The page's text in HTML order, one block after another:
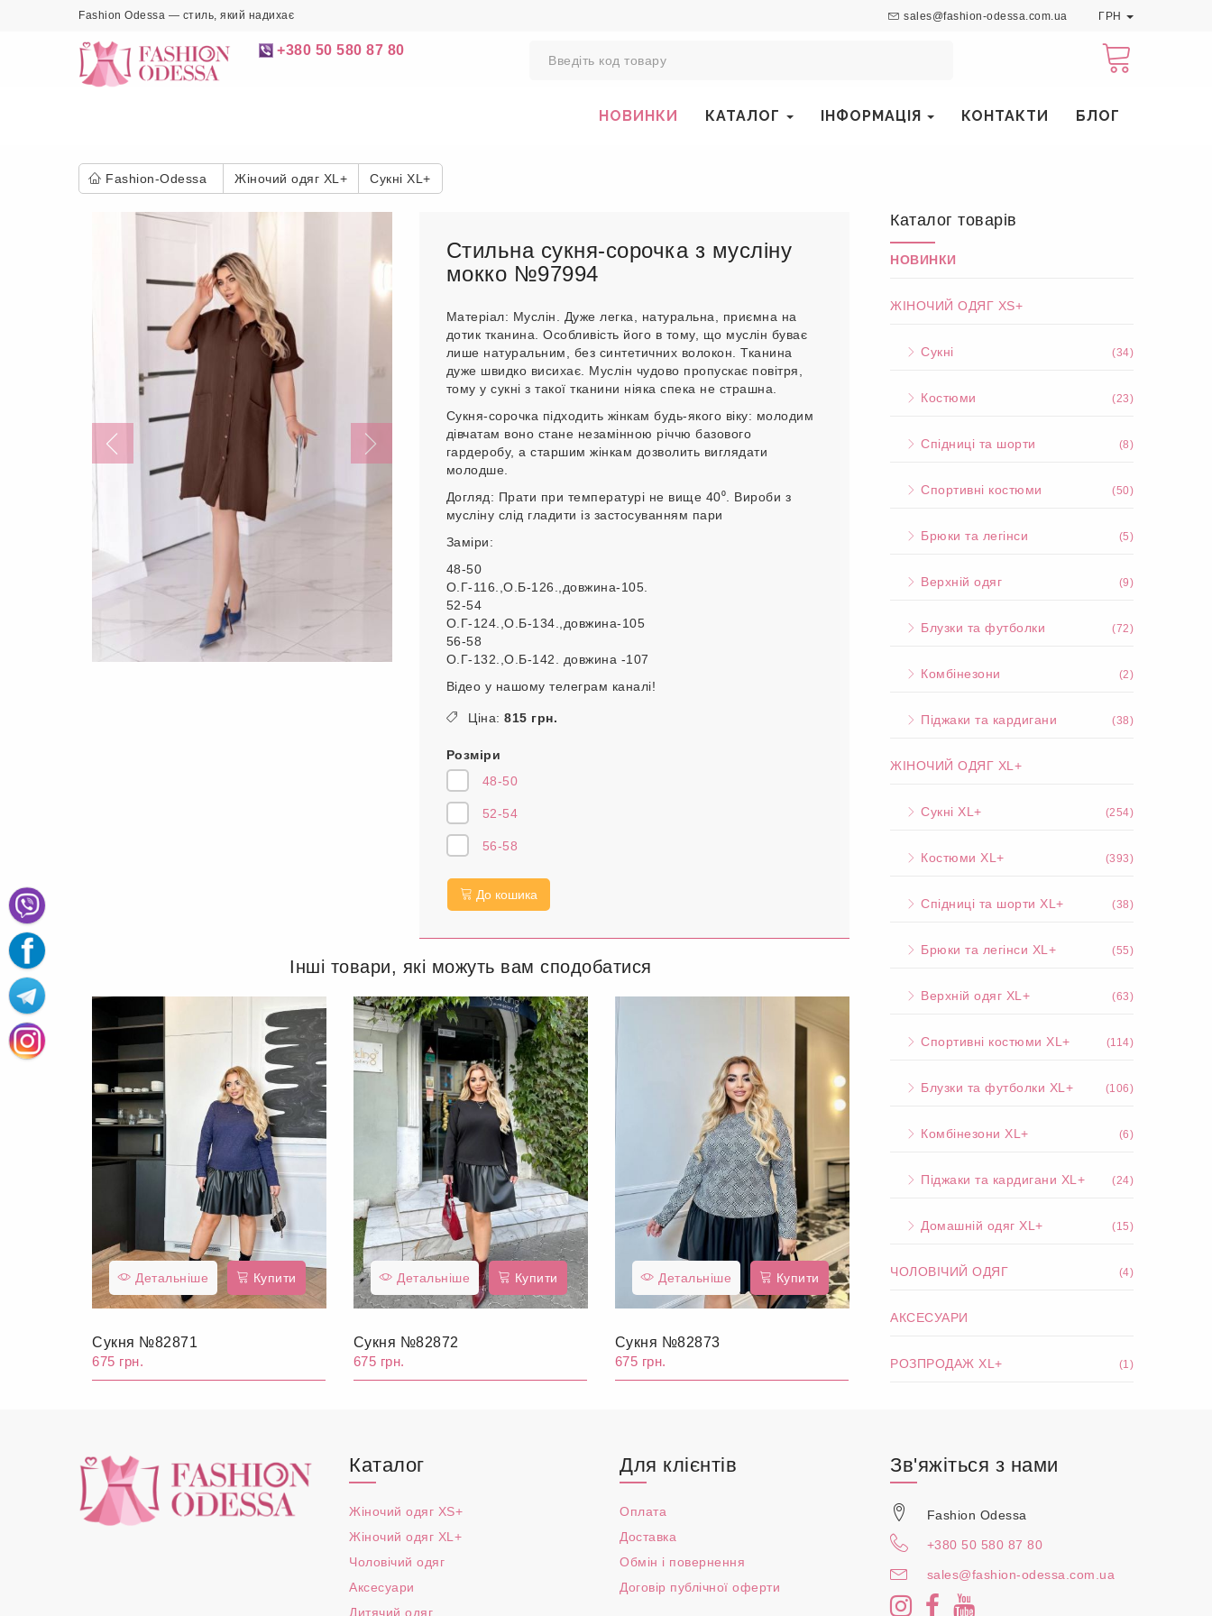
Fashion Odessa — стиль, який надихає sales@fashion-odessa.com.ua ГРН
+380 50 580 87 80
НОВИНКИ КАТАЛОГ ІНФОРМАЦІЯ КОНТАКТИ БЛОГ
Fashion-Odessa Жіночий одяг XL+ Сукні XL+
Стильна сукня-сорочка з мусліну
мокко №97994
Матеріал: Муслін. Дуже легка, натуральна, приємна на
дотик тканина. Особливість його в тому, що муслін буває
лише натуральним, без синтетичних волокон. Тканина
дуже швидко висихає. Муслін чудово пропускає повітря,
тому у сукні з такої тканини ніяка спека не страшна.
Сукня-сорочка підходить жінкам будь-якого віку: молодим
дівчатам воно стане незамінною річчю базового
гардеробу, а старшим жінкам дозволить виглядати
молодше.
Догляд: Прати при температурі не вище 40⁰. Вироби з
мусліну слід гладити із застосуванням пари
Заміри:
48-50
О.Г-116.,О.Б-126.,довжина-105.
52-54
О.Г-124.,О.Б-134.,довжина-105
56-58
О.Г-132.,О.Б-142. довжина -107
Відео у нашому телеграм каналі!
Ціна: 815 грн.
Розміри
48-50
52-54
56-58
До кошика
Інші товари, які можуть вам сподобатися
Детальніше Купити
Сукня №82871
675 грн.
Детальніше Купити
Сукня №82872
675 грн.
Детальніше Купити
Сукня №82873
675 грн.
Каталог товарів
НОВИНКИ
ЖІНОЧИЙ ОДЯГ XS+
Сукні (34)
Костюми (23)
Спідниці та шорти (8)
Спортивні костюми (50)
Брюки та легінси (5)
Верхній одяг (9)
Блузки та футболки (72)
Комбінезони (2)
Піджаки та кардигани (38)
ЖІНОЧИЙ ОДЯГ XL+
Сукні XL+ (254)
Костюми XL+ (393)
Спідниці та шорти XL+ (38)
Брюки та легінси XL+ (55)
Верхній одяг XL+ (63)
Спортивні костюми XL+ (114)
Блузки та футболки XL+ (106)
Комбінезони XL+ (6)
Піджаки та кардигани XL+ (24)
Домашній одяг XL+ (15)
ЧОЛОВІЧИЙ ОДЯГ (4)
АКСЕСУАРИ
РОЗПРОДАЖ XL+ (1)
Каталог
Жіночий одяг XS+
Жіночий одяг XL+
Чоловічий одяг
Аксесуари
Дитячий одяг
Для клієнтів
Оплата
Доставка
Обмін і повернення
Договір публічної оферти
Зв'яжіться з нами
Fashion Odessa
+380 50 580 87 80
sales@fashion-odessa.com.ua